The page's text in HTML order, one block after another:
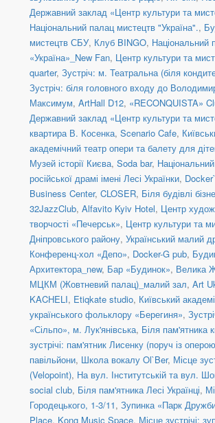
Державний заклад «Центр культури та
Національний палац мистецтв "Україна".,
мистецтв СБУ, Клуб BINGO, Національний
«Україна»_New Fan, Центр культури та
quarter, Зустріч: м. Театральна (біля
Зустріч: біля головного входу до
Максимум, ArtHall D12, «RECONQUISTA»
Державний заклад «Центр культури та
квартира В. Косенка, Scenario Cafe,
академічний театр опери та балету для
Музей історії Києва, Soda bar,
російської драмі імені Лесі Українки,
Business Center, CLOSER, Біля будівлі
32JazzClub, Alfavito Kyiv Hotel, Центр
творчості «Печерськ», Центр культури та
Дніпровського району, Український малий
Конференц-хол «Депо», Docker-G pub,
Архитектора_new, Бар «Будинок», Велика
МЦКМ (Жовтневий палац)_малий зал, Art
KACHELI, Etiqkate studio, Київський
українського фольклору «Берегиня»,
«Сільпо», м. Лук'янівська, Біля пам'ятника
зустрічі: пам'ятник Лисенку (поруч із
павільйони, Школа вокалу Ol`Ber, Місце
(Velopoint), На вул. Інститутській та вул.
social сlub, Біля пам'ятника Лесі Українці,
Городецького, 1-3/11, Зупинка «Парк
Place, Kong Music Space, Місце зустрічі: